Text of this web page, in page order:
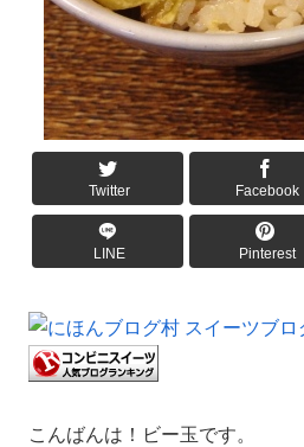
Twitter Facebook
LINE Pinterest
こんばんは！ビー玉です。